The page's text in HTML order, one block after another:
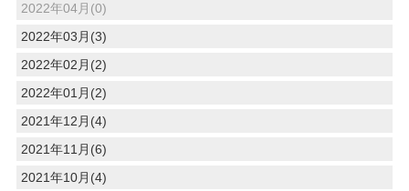
2022年04月(0)
2022年03月(3)
2022年02月(2)
2022年01月(2)
2021年12月(4)
2021年11月(6)
2021年10月(4)